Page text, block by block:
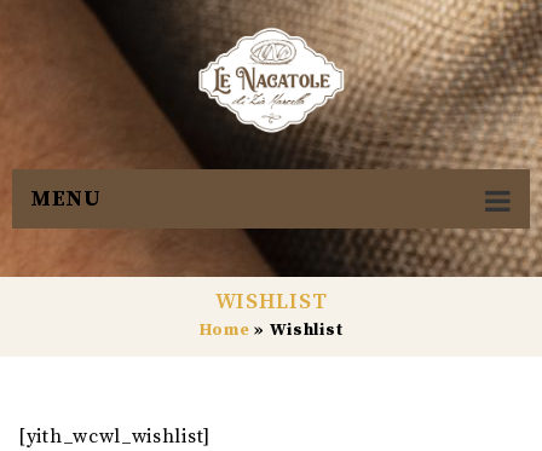
MENU
WISHLIST
Home » Wishlist
[yith_wcwl_wishlist]